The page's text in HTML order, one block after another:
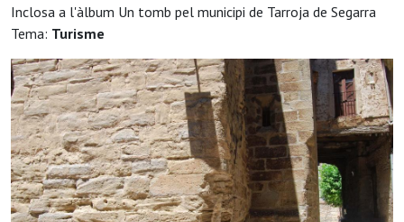
Inclosa a l'àlbum Un tomb pel municipi de Tarroja de Segarra
Tema: Turisme